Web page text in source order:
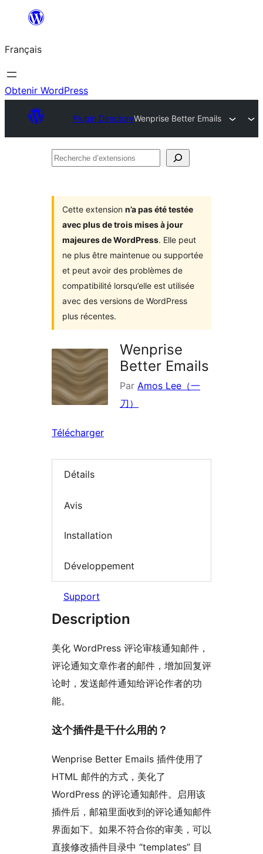
contenu
Français
Obtenir WordPress
Plugin DirectoryWenprise Better Emails
Recherche
Cette extension n’a pas été testée
avec plus de trois mises à jour
majeures de WordPress. Elle peut
ne plus être maintenue ou supportée
et peut avoir des problèmes de
compatibilité lorsqu’elle est utilisée
avec des versions de WordPress
plus récentes.
Wenprise
Better Emails
Par Amos Lee（一
刀）
Télécharger
Détails
Avis
Installation
Développement
Support
Description
美化 WordPress 评论审核通知邮件，
评论通知文章作者的邮件，增加回复评
论时，发送邮件通知给评论作者的功
能。
这个插件是干什么用的？
Wenprise Better Emails 插件使用了
HTML 邮件的方式，美化了
WordPress 的评论通知邮件。启用该
插件后，邮箱里面收到的评论通知邮件
界面如下。如果不符合你的审美，可以
直接修改插件目录中 “templates” 目